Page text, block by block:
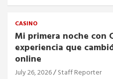
CASINO
Mi primera noche con
experiencia que
online
July 26, 2026 Staff Reporter